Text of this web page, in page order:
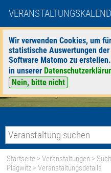
Wir verwenden Cookies, um
statistische Auswertungen
Software Matomo zu
in unserer
Nein, bitte nicht
Startseite >Veranstaltungen >
Plagwitz > Veranstaltungsdetails